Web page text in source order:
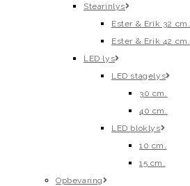
Stearinlys
Ester & Erik 32 cm.
Ester & Erik 42 cm.
LED lys
LED stagelys
30 cm.
40 cm.
LED bloklys
10 cm.
15 cm.
Opbevaring